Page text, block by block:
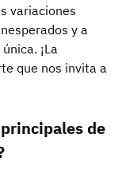
variaciones
y a
¡La
que nos invita a
de